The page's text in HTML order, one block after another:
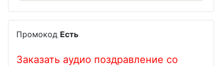
Промокод Есть
Заказать аудио поздравление со